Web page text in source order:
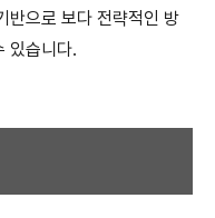
반으로 보다 전략적인 방
있습니다.